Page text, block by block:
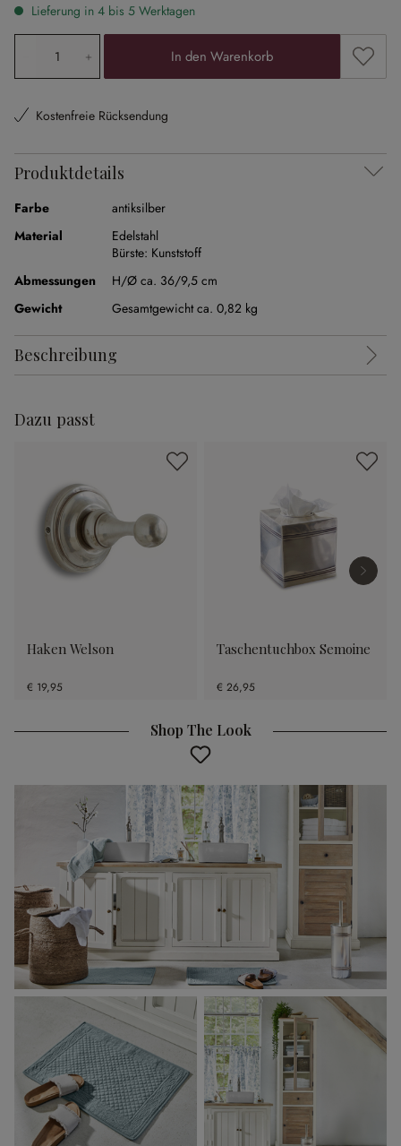
Lieferung in 4 bis 5 Werktagen
Produkt Anzahl: Gib den gewünschten Wert ein oder
In den Warenkorb Zum
Kostenfreie Rücksendung
Produktdetails
Farbe
antiksilber
Material
Edelstahl
Bürste: Kunststoff
Abmessungen
H/Ø ca. 36/9,5 cm
Gewicht
Gesamtgewicht ca. 0,82 kg
Beschreibung
Dazu passt
Haken Welson
€ 19,95
Taschentuchbox Semoine
€ 26,95
Shop The Look